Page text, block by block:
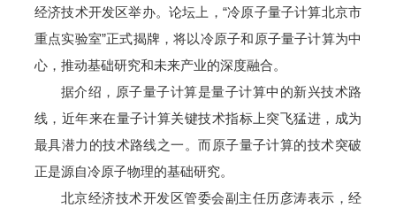
经济技术开发区举办。论坛上，“冷原子量子计算北京市
重点实验室”正式揭牌，将以冷原子和原子量子计算为中
心，推动基础研究和未来产业的深度融合。
据介绍，原子量子计算是量子计算中的新兴技术路
线，近年来在量子计算关键技术指标上突飞猛进，成为
最具潜力的技术路线之一。而原子量子计算的技术突破
正是源自冷原子物理的基础研究。
北京经济技术开发区管委会副主任历彦涛表示，经